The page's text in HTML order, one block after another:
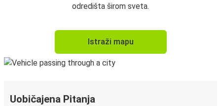
odredišta širom sveta.
Istraži mapu
Uobičajena Pitanja